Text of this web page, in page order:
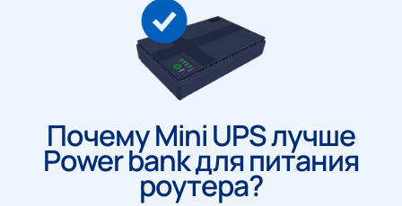
Почему Mini UPS лучше
Power bank для питания
роутера?